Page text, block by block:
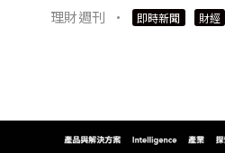
理財週刊 · 即時新聞 財經